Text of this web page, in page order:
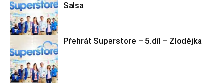
Superstore
Superstore
Salsa
Přehrát Superstore – 5.díl – Zlodějka